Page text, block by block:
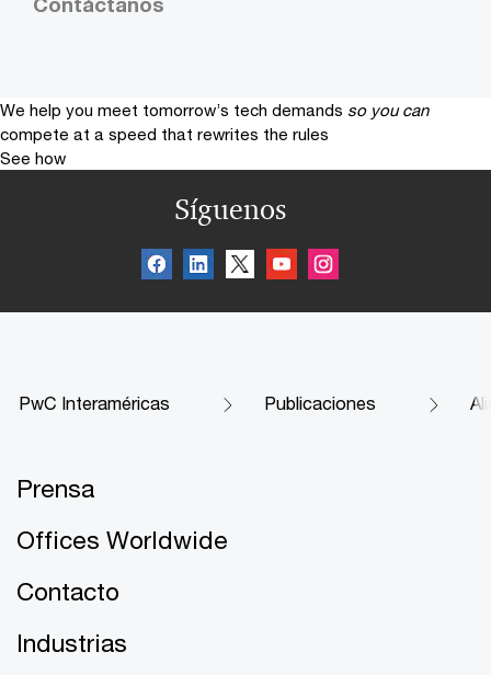
We help you meet tomorrow’s tech demands so you can
compete at a speed that rewrites the rules
See how
Síguenos
PwC Interaméricas Publicaciones
Prensa
Offices Worldwide
Contacto
Industrias